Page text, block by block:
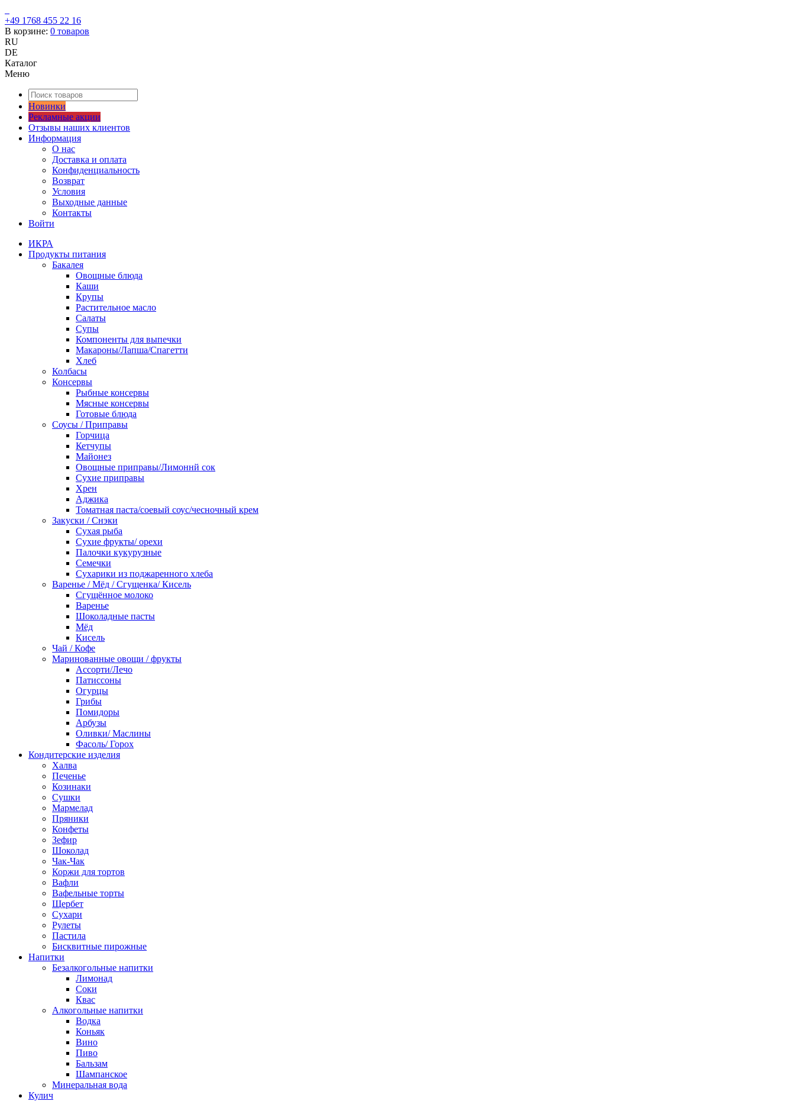
+49 1768 455 22 16
В корзине: 0 товаров
RU
DE
Каталог
Меню
Новинки
Рекламные акции
Отзывы наших клиентов
Информация
О нас
Доставка и оплата
Конфиденциальность
Возврат
Условия
Выходные данные
Контакты
Войти
ИКРА
Продукты питания
Бакалея
Овощные блюда
Каши
Крупы
Растительное масло
Салаты
Супы
Компоненты для выпечки
Макароны/Лапша/Спагетти
Хлеб
Колбасы
Консервы
Рыбные консервы
Мясные консервы
Готовые блюда
Соусы / Приправы
Горчица
Кетчупы
Майонез
Овощные приправы/Лимоннй сок
Сухие приправы
Хрен
Аджика
Томатная паста/соевый соус/чесночный крем
Закуски / Снэки
Сухая рыба
Сухие фрукты/ орехи
Палочки кукурузные
Семечки
Сухарики из поджаренного хлеба
Варенье / Мёд / Сгущенка/ Кисель
Сгущённое молоко
Варенье
Шоколадные пасты
Мёд
Кисель
Чай / Кофе
Маринованные овощи / фрукты
Ассорти/Лечо
Патиссоны
Огурцы
Грибы
Помидоры
Арбузы
Оливки/ Маслины
Фасоль/ Горох
Кондитерские изделия
Халва
Печенье
Козинаки
Сушки
Мармелад
Пряники
Конфеты
Зефир
Шоколад
Чак-Чак
Коржи для тортов
Вафли
Вафельные торты
Щербет
Сухари
Рулеты
Пастила
Бисквитные пирожные
Напитки
Безалкогольные напитки
Лимонад
Соки
Квас
Алкогольные напитки
Водка
Коньяк
Вино
Пиво
Бальзам
Шампанское
Минеральная вода
Кулич